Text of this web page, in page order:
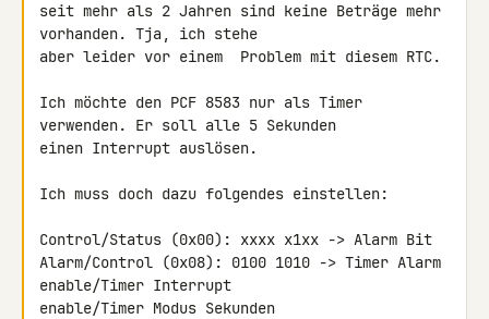
seit mehr als 2 Jahren sind keine Beträge mehr
vorhanden. Tja, ich stehe
aber leider vor einem  Problem mit diesem RTC.
Ich möchte den PCF 8583 nur als Timer
verwenden. Er soll alle 5 Sekunden
einen Interrupt auslösen.
Ich muss doch dazu folgendes einstellen:
Control/Status (0x00): xxxx x1xx -> Alarm Bit
Alarm/Control (0x08): 0100 1010 -> Timer Alarm
enable/Timer Interrupt
enable/Timer Modus Sekunden